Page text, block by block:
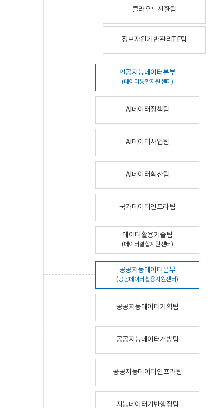
클라우드전환팀
정보자원기반관리TF팀
인공지능데이터본부
(데이터통합지원센터)
AI데이터정책팀
AI데이터사업팀
AI데이터확산팀
국가데이터인프라팀
데이터활용기술팀
(데이터결합지원센터)
공공지능데이터본부
(공공데이터활용지원센터)
공공지능데이터기획팀
공공지능데이터개방팀
공공지능데이터인프라팀
지능데이터기반행정팀